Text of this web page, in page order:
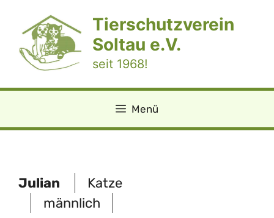
springen
Tierschutzverein
Soltau e.V.
seit 1968!
Menü
Julian
Katze
männlich